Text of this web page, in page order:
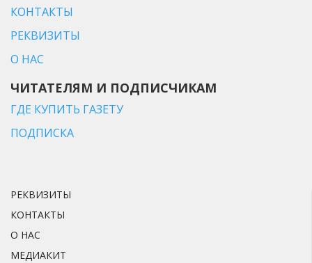
КОНТАКТЫ
РЕКВИЗИТЫ
О НАС
ЧИТАТЕЛЯМ И ПОДПИСЧИКАМ
ГДЕ КУПИТЬ ГАЗЕТУ
ПОДПИСКА
РЕКВИЗИТЫ
КОНТАКТЫ
О НАС
МЕДИАКИТ